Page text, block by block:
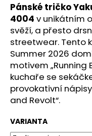
Pánské tričko
4004 v unikátním
svěží, a přesto
streetwear. Tento
Summer 2026
motivem „Running
kuchaře se
provokativní nápisy
and Revolt“.
VARIANTA
D
o
p
o
r
u
č
u